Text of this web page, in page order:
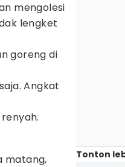
mengolesi
lengket
goreng di
Angkat
matang,
Tonton